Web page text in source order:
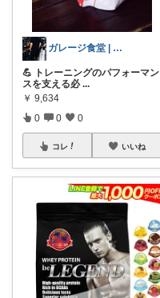
ガレージ食堂 | 開業準備中
💪 トレーニングのパフォーマン
スを支える必 ...
￥ 9,634
0 0 0
コレ いいね